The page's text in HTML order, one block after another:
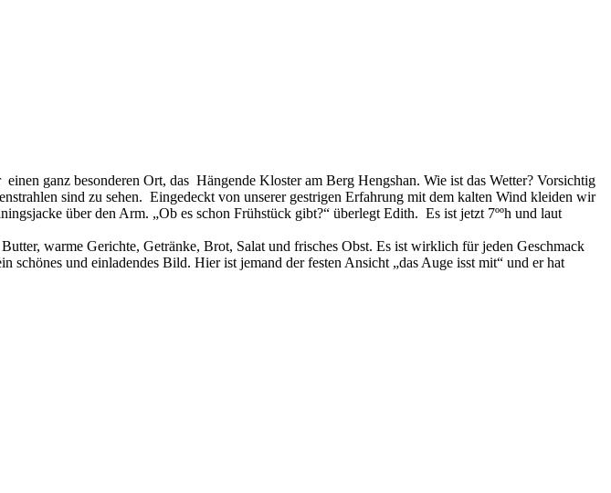
ganz besonderen Ort, das Hängende Kloster am Berg Hengshan. Wie ist das Wetter? Vorsichtig
sind zu sehen. Eingedeckt von unserer gestrigen Erfahrung mit dem kalten Wind kleiden wir
über den Arm. „Ob es schon Frühstück gibt?“ überlegt Edith. Es ist jetzt 7ººh und laut
warme Gerichte, Getränke, Brot, Salat und frisches Obst. Es ist wirklich für jeden Geschmack
und einladendes Bild. Hier ist jemand der festen Ansicht „das Auge isst mit“ und er hat